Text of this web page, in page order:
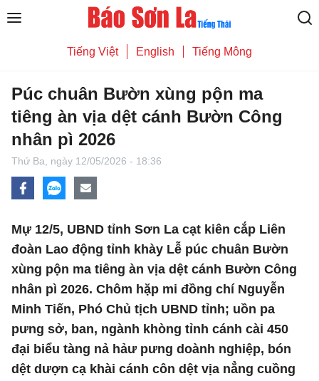
Tiếng Việt English Tiếng Mông
Púc chuân Bườn xùng pộn ma
tiêng àn vịa dệt cánh Bườn Công
nhân pì 2026
Thứ Ba, ngày 12/05/2026 - 18:36
Mự 12/5, UBND tỉnh Sơn La cạt kiên cắp Liên
đoàn Lao động tỉnh khày Lễ púc chuân Bườn
xùng pộn ma tiêng àn vịa dệt cánh Bườn Công
nhân pì 2026. Chôm hặp mi đồng chí Nguyễn
Minh Tiến, Phó Chủ tịch UBND tỉnh; uồn pa
pưng sở, ban, ngành khòng tỉnh cánh cài 450
đại biểu tàng nả hảư pưng doành nghiệp, bón
dệt dượn cạ khài cánh côn dệt vịa nẳng cuồng